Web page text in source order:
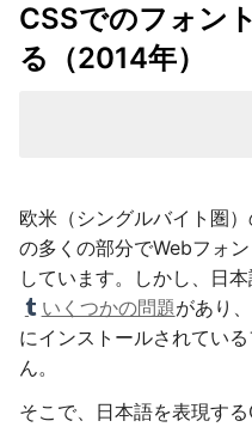
CSSでのフォン
る（2014年）
欧米（シングルバイト圏
の多くの部分でWebフォ
しています。しかし、日
いくつかの問題があり
にインストールされてい
ん。
そこで、日本語を表現す